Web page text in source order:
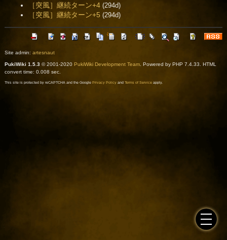
［突風］継続ターン+4 (294d)
［突風］継続ターン+5 (294d)
Site admin: artesnaut
PukiWiki 1.5.3© 2001-2020 PukiWiki Development Team. Powered by PHP 7.4.33. HTML
convert time: 0.008 sec.
This site is protected by reCAPTCHA and the Google Privacy Policyand Terms of Serviceapply.